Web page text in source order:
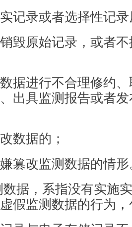
实记录或者选择性记
销毁原始记录，或者
数据进行不合理修约
出具监测报告或者
数据的；
篡改监测数据的情
据，系指没有实施
假监测数据的行为